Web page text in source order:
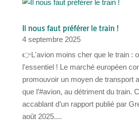
Il nous faut préférer le train !
4 septembre 2025
👉L'avion moins cher que le train :
l'essentiel ! Le marché européen
promouvoir un moyen de transport
que l’#avion, au détriment du train.
accablant d’un rapport publié par
août 2025....